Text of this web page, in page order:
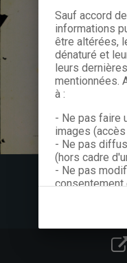
Sauf accord
informations
être altérées,
dénaturé et
leurs
mentionnées.
à :
- Ne pas faire
images
- Ne pas
(hors cadre
- Ne pas
Dans le cas
à nous
de Licence
proposées et